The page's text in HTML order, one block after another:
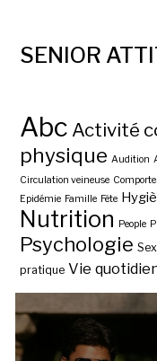
SENIOR
Abc Activité
physique Audition
Circulation veineuse
Epidémie Famille Fête
Nutrition People
Psychologie
pratique Vie